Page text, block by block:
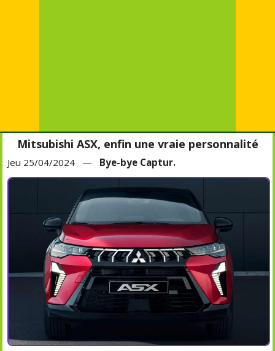
Mitsubishi ASX, enfin une vraie personnalité
Jeu 25/04/2024 — Bye-bye Captur.